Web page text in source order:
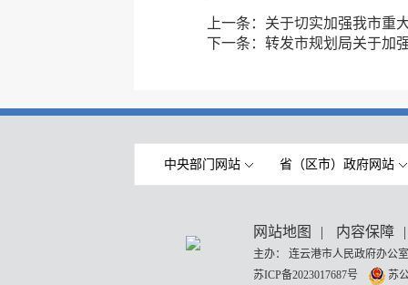
上一条： 关于切实加强我市重
下一条： 转发市规划局关于加
中央部门网站 省（区市）政府网站
网站地图 | 内容保障 |
主办： 连云港市人民政府办
苏ICP备2023017687号
苏